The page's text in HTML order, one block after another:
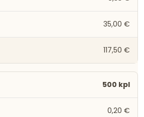
35,00 €
117,50 €
500 kpl
0,20 €